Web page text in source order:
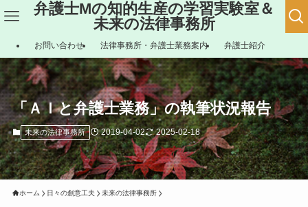
弁護士Mの知的生産の学習実験室＆
未来の法律事務所
お問い合わせ 法律事務所・弁護士業務案内 弁護士紹介
「ＡＩと弁護士業務」の執筆状況報告
未来の法律事務所 2019-04-02 2025-02-18
ホーム 日々の創意工夫 未来の法律事務所